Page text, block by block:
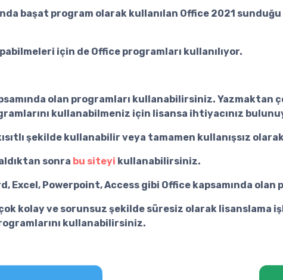
başat program olarak kullanılan Office 2021
için de Office programları kullanılıyor.
olan programları kullanabilirsiniz.
kullanabilmeniz için lisansa ihtiyacınız
şekilde kullanabilir veya tamamen kullanışsız
sonra bu siteyi kullanabilirsiniz.
Excel, Powerpoint, Access gibi Office kapsamında
kolay ve sorunsuz şekilde süresiz olarak lisanslama
kullanabilirsiniz.